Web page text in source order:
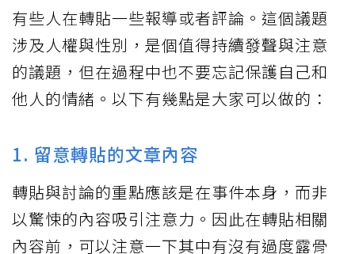
有些人在轉貼一些報導或者評論。這個議題
涉及人權與性別，是個值得持續發聲與注意
的議題，但在過程中也不要忘記保護自己和
他人的情緒。以下有幾點是大家可以做的：
1. 留意轉貼的文章內容
轉貼與討論的重點應該是在事件本身，而非
以驚悚的內容吸引注意力。因此在轉貼相關
內容前，可以注意一下其中有沒有過度露骨